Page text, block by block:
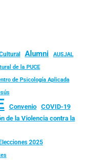
Alumni
AUSJAL
de la PUCE
de Psicología Aplicada
Convenio
COVID-19
de la Violencia contra la
2025